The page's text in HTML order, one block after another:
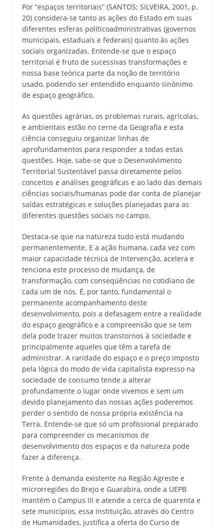
Por “espaços territoriais” (SANTOS; SILVEIRA, 2001, p.
20) considera-se tanto as ações do Estado em suas
diferentes esferas políticoadministrativas (governos
municipais, estaduais e federais) quanto às ações
sociais organizadas. Entende-se que o espaço
territorial é fruto de sucessivas transformações e
nossa base teórica parte da noção de território
usado, podendo ser entendido enquanto sinônimo
de espaço geográfico.
As questões agrárias, os problemas rurais, agrícolas,
e ambientais estão no cerne da Geografia e esta
ciência conseguiu organizar linhas de
aprofundamentos para responder a todas estas
questões. Hoje, sabe-se que o Desenvolvimento
Territorial Sustentável passa diretamente pelos
conceitos e análises geográficas e ao lado das demais
ciências sociais/humanas pode dar conta de planejar
saídas estratégicas e soluções planejadas para as
diferentes questões sociais no campo.
Destaca-se que na natureza tudo está mudando
permanentemente. E a ação humana, cada vez com
maior capacidade técnica de intervenção, acelera e
tenciona este processo de mudança, de
transformação, com conseqüências no cotidiano de
cada um de nós. É, por tanto, fundamental o
permanente acompanhamento deste
desenvolvimento, pois a defasagem entre a realidade
do espaço geográfico e a compreensão que se tem
dela pode trazer muitos transtornos à sociedade e
principalmente aqueles que têm a tarefa de
administrar. A raridade do espaço e o preço imposto
pela lógica do modo de vida capitalista expresso na
sociedade de consumo tende a alterar
profundamente o lugar onde vivemos e sem um
devido planejamento das nossas ações poderemos
perder o sentido de nossa própria existência na
Terra. Entende-se que só um profissional preparado
para compreender os mecanismos de
desenvolvimento dos espaços e da natureza pode
fazer a diferença.
Frente à demanda existente na Região Agreste e
microrregiões do Brejo e Guarabira, onde a UEPB
mantém o Campus III e atende a cerca de quarenta e
sete municípios, essa instituição, através do Centro
de Humanidades, justifica a oferta do Curso de